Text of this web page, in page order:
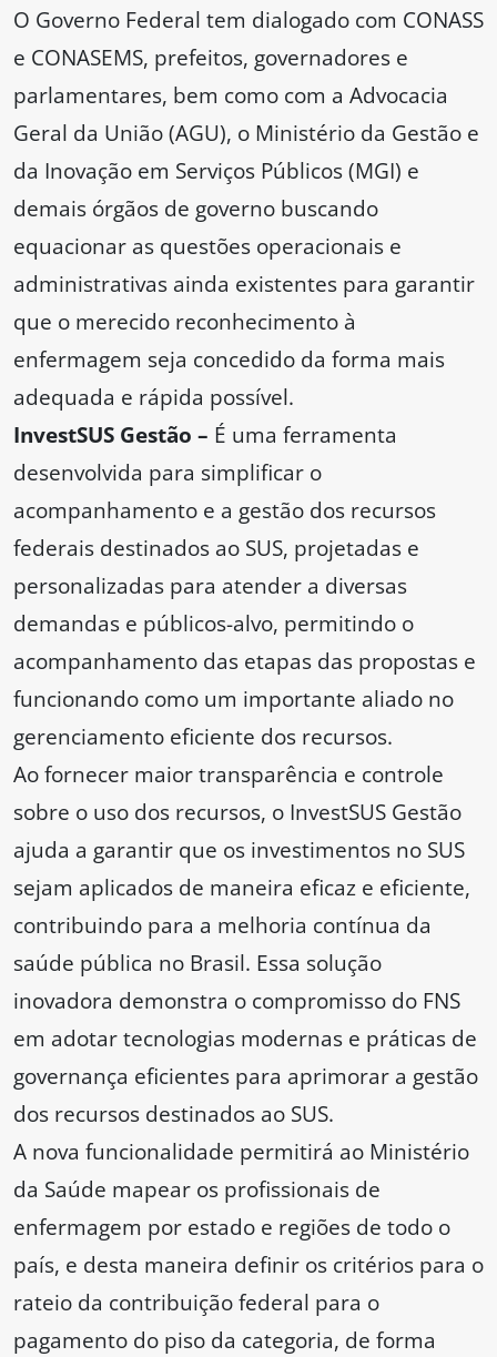
O Governo Federal tem dialogado com CONASS
e CONASEMS, prefeitos, governadores e
parlamentares, bem como com a Advocacia
Geral da União (AGU), o Ministério da Gestão e
da Inovação em Serviços Públicos (MGI) e
demais órgãos de governo buscando
equacionar as questões operacionais e
administrativas ainda existentes para garantir
que o merecido reconhecimento à
enfermagem seja concedido da forma mais
adequada e rápida possível.
InvestSUS Gestão – É uma ferramenta
desenvolvida para simplificar o
acompanhamento e a gestão dos recursos
federais destinados ao SUS, projetadas e
personalizadas para atender a diversas
demandas e públicos-alvo, permitindo o
acompanhamento das etapas das propostas e
funcionando como um importante aliado no
gerenciamento eficiente dos recursos.
Ao fornecer maior transparência e controle
sobre o uso dos recursos, o InvestSUS Gestão
ajuda a garantir que os investimentos no SUS
sejam aplicados de maneira eficaz e eficiente,
contribuindo para a melhoria contínua da
saúde pública no Brasil. Essa solução
inovadora demonstra o compromisso do FNS
em adotar tecnologias modernas e práticas de
governança eficientes para aprimorar a gestão
dos recursos destinados ao SUS.
A nova funcionalidade permitirá ao Ministério
da Saúde mapear os profissionais de
enfermagem por estado e regiões de todo o
país, e desta maneira definir os critérios para o
rateio da contribuição federal para o
pagamento do piso da categoria, de forma